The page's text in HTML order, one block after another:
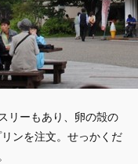
リーもあり、卵の殻の
ンを注文。せっかくだ